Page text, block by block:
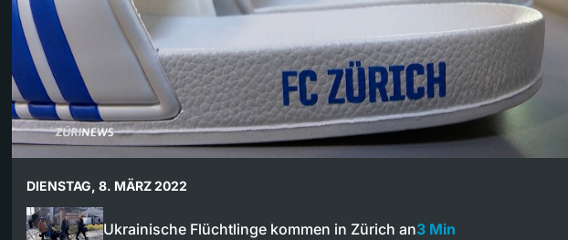
DIENSTAG, 8. MÄRZ 2022
Ukrainische Flüchtlinge kommen in Zürich an3 Min